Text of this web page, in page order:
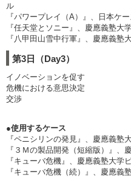
ル
『パワープレイ（A）』、日本ケ
『任天堂とソニー』、慶應義塾大
『八甲田山雪中行軍』、慶應義塾
第3日（Day3）
イノベーションを促す
危機における意思決定
交渉
●使用するケース
『ペニシリンの発見』、慶應義塾
『３Ｍの製品開発（短縮版）』、
『キューバ危機』、慶應義塾大学
『キューバ危機（続）』、慶應義